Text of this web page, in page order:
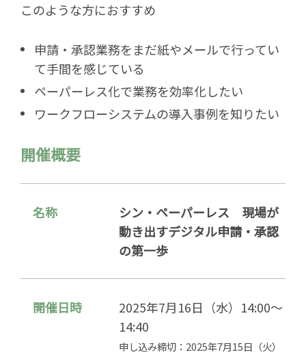
このような方におすすめ
申請・承認業務をまだ紙やメールで行ってい
て手間を感じている
ペーパーレス化で業務を効率化したい
ワークフローシステムの導入事例を知りたい
開催概要
名称
シン・ペーパーレス 現場が
動き出すデジタル申請・承認
の第一歩
開催日時
2025年7月16日（水）14:00～
14:40
申し込み締切：2025年7月15日（火）